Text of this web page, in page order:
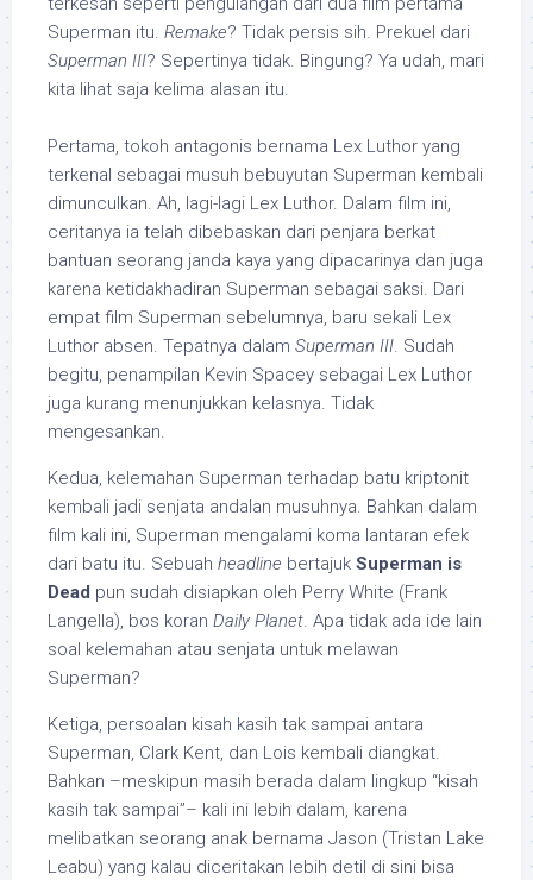
Superman itu. Remake? Tidak persis sih. Prekuel dari
Superman III? Sepertinya tidak. Bingung? Ya udah, mari
kita lihat saja kelima alasan itu.
Pertama, tokoh antagonis bernama Lex Luthor yang
terkenal sebagai musuh bebuyutan Superman kembali
dimunculkan. Ah, lagi-lagi Lex Luthor. Dalam film ini,
ceritanya ia telah dibebaskan dari penjara berkat
bantuan seorang janda kaya yang dipacarinya dan juga
karena ketidakhadiran Superman sebagai saksi. Dari
empat film Superman sebelumnya, baru sekali Lex
Luthor absen. Tepatnya dalam Superman III. Sudah
begitu, penampilan Kevin Spacey sebagai Lex Luthor
juga kurang menunjukkan kelasnya. Tidak
mengesankan.
Kedua, kelemahan Superman terhadap batu kriptonit
kembali jadi senjata andalan musuhnya. Bahkan dalam
film kali ini, Superman mengalami koma lantaran efek
dari batu itu. Sebuah headline bertajuk Superman is
Dead pun sudah disiapkan oleh Perry White (Frank
Langella), bos koran Daily Planet. Apa tidak ada ide lain
soal kelemahan atau senjata untuk melawan
Superman?
Ketiga, persoalan kisah kasih tak sampai antara
Superman, Clark Kent, dan Lois kembali diangkat.
Bahkan –meskipun masih berada dalam lingkup “kisah
kasih tak sampai”– kali ini lebih dalam, karena
melibatkan seorang anak bernama Jason (Tristan Lake
Leabu) yang kalau diceritakan lebih detil di sini bisa